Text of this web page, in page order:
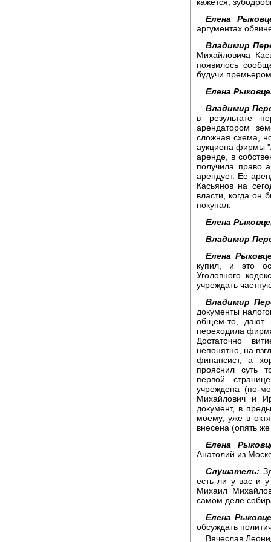
Елена
аргументах
Владимир
Михайловича
появилось
будучи
Елена
Владимир
в результате
арендатором
сложная схема,
аукциона фирмы
аренде, в
получила право
арендует. Ее
Касьянов на
власти, когда он
покупал.
Елена
Владимир
Елена
купил, и это
Уголовного
учреждать
Владимир
документы
общем-то, дают
переходила
Достаточно
непонятно, на
финансист, а
прояснил суть
первой
учреждена (по-
Михайлович и
документ, в
моему, уже в
внесена (опять
Елена
Анатолий из
Слушатель:
есть ли у вас и у
Михаил
самом деле
Елена
обсуждать
Вячеслав